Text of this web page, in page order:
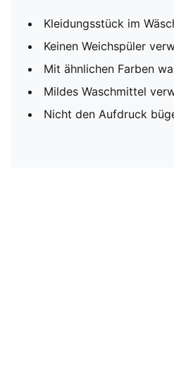
Kleidungsstück im
Keinen Weichspüler
Mit ähnlichen Farben
Mildes Waschmittel
Nicht den Aufdruck